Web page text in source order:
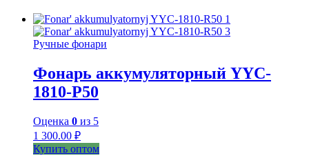
Ручные фонари
Фонарь аккумуляторный YYC-
1810-Р50
Оценка 0 из 5
1 300.00 ₽
Купить оптом